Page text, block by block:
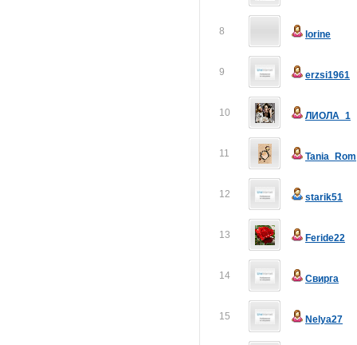
8 lorine
9 erzsi1961
10 ЛИОЛА_1
11 Tania_Rom
12 starik51
13 Feride22
14 Свирга
15 Nelya27